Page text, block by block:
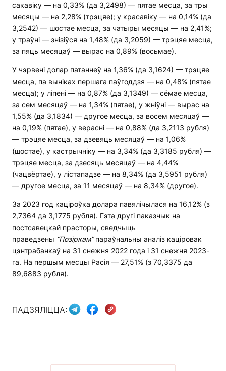
сакавіку — на 0,33% (да 3,2498) — пятае месца, за тры
месяцы — на 2,28% (трэцяе); у красавіку — на 0,14% (да
3,2542) — шостае месца, за чатыры месяцы — на 2,41%;
у траўні — знізіўся на 1,48% (да 3,2059) — трэцяе месца,
за пяць месяцаў — вырас на 0,89% (восьмае).
У чэрвені долар патаннеў на 1,36% (да 3,1624) — трэцяе
месца, па выніках першага паўгоддзя — на 0,48% (пятае
месца); у ліпені — на 0,87% (да 3,1349) — сёмае месца,
за сем месяцаў — на 1,34% (пятае), у жніўні — вырас на
1,55% (да 3,1834) — другое месца, за восем месяцаў —
на 0,19% (пятае), у верасні — на 0,88% (да 3,2113 рубля)
— трэцяе месца, за дзевяць месяцаў — на 1,06%
(шостае), у кастрычніку — на 3,34% (да 3,3185 рубля) —
трэцяе месца, за дзесяць месяцаў — на 4,44%
(чацвёртае), у лістападзе — на 8,34% (да 3,5951 рубля)
— другое месца, за 11 месяцаў — на 8,34% (другое).
За 2023 год каціроўка долара павялічылася на 16,12% (з
2,7364 да 3,1775 рубля). Гэта другі паказчык на
постсавецкай прасторы, сведчыць
праведзены “Позіркам”параўнальны аналіз каціровак
цэнтрабанкаў на 31 снежня 2022 года і 31 снежня 2023-
га. На першым месцы Расія — 27,51% (з 70,3375 да
89,6883 рубля).
ПАДЗЯЛІЦЦА: